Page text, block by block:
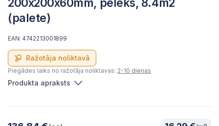
200x200x60mm, pelēks, 8.4m2
(palete)
Ražotāja noliktavā
EAN: 4742213001899
Piegādes laiks no ražotāja noliktavas: 2-10 dienas
Produkta apraksts